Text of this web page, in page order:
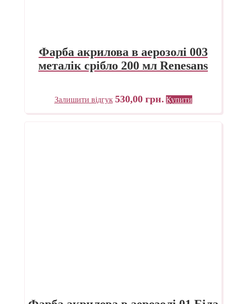
Фарба акрилова в аерозолі 003
металік срібло 200 мл Renesans
Залишити відгук 530,00 грн. Купити